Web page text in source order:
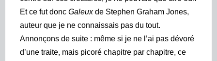
Et ce fut doncGaleuxde Stephen Graham Jones,
auteur que je ne connaissais pas du tout.
Annonçons de suite : même si je ne l’ai pas dévoré
d’une traite, mais picoré chapitre par chapitre, ce